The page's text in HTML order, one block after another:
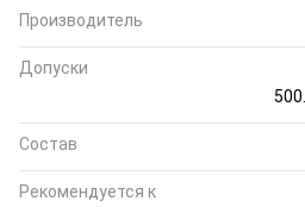
Производитель
Допуски
Состав
Рекомендуется к